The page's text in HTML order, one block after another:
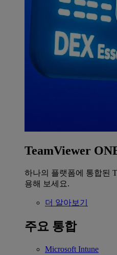
TeamViewer
하나의 플랫폼에 통합된
용해 보세요.
더 알아보기
주요 통합
Microsoft Intune